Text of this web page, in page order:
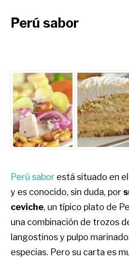
Perú sabor
Perú sabor está situado en
y es conocido, sin duda, por
ceviche, un típico plato de
una combinación de trozos
langostinos y pulpo
especias. Pero su carta es